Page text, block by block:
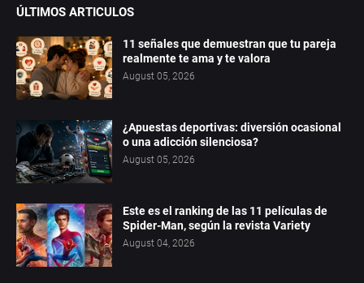
ÚLTIMOS ARTICULOS
11 señales que demuestran que tu pareja
realmente te ama y te valora
August 05, 2026
¿Apuestas deportivas: diversión ocasional
o una adicción silenciosa?
August 05, 2026
Este es el ranking de las 11 películas de
Spider-Man, según la revista Variety
August 04, 2026